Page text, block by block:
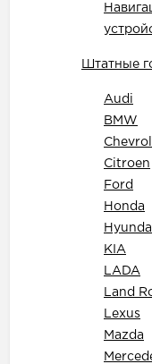
Штатные
Audi
BMW
Citroen
Ford
Honda
Hyundai
KIA
LADA
Land
Lexus
Mazda